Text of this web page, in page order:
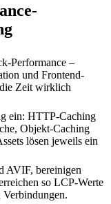
Performance –
und Frontend-
Zeit wirklich
ein: HTTP-Caching
Objekt-Caching
lösen jeweils ein
AVIF, bereinigen
so LCP-Werte
Verbindungen.